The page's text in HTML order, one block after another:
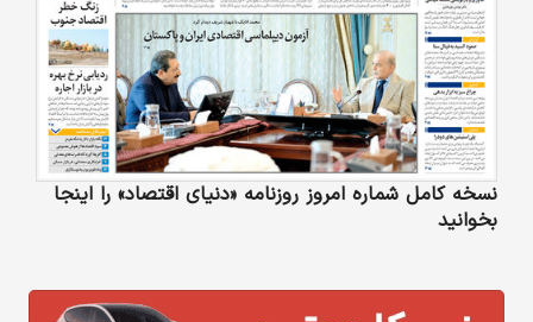
نسخه کامل شماره امروز روزنامه «دنیای‌ اقتصاد» را اینجا
بخوانید